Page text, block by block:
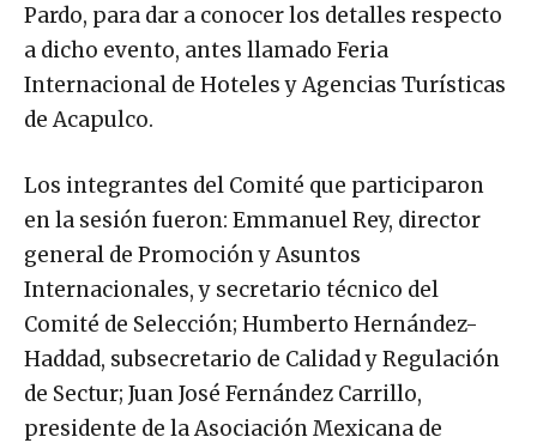
Pardo, para dar a conocer los detalles respecto
a dicho evento, antes llamado Feria
Internacional de Hoteles y Agencias Turísticas
de Acapulco.
Los integrantes del Comité que participaron
en la sesión fueron: Emmanuel Rey, director
general de Promoción y Asuntos
Internacionales, y secretario técnico del
Comité de Selección; Humberto Hernández-
Haddad, subsecretario de Calidad y Regulación
de Sectur; Juan José Fernández Carrillo,
presidente de la Asociación Mexicana de